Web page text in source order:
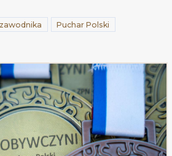
Puchar Polski